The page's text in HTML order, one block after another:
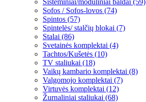
Sisteminiai/moduliniai baldai (59)
Sofos / Sofos-lovos (74)
Spintos (57)
Spintelės/ stalčių blokai (7)
Stalai (86)
Svetainės komplektai (4)
Tachtos/Kušetės (10)
TV staliukai (18)
Vaikų kambario komplektai (8)
Valgomojo komplektai (7)
Virtuvės komplektai (12)
Žurnaliniai staliukai (68)